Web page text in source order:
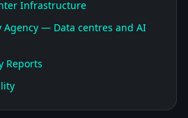
Infrastructure
— Data centres and AI
Reports